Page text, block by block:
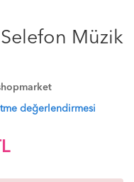
Müzik
değerlendirmesi